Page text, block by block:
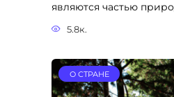
являются частью
5.8к.
О СТРАНЕ